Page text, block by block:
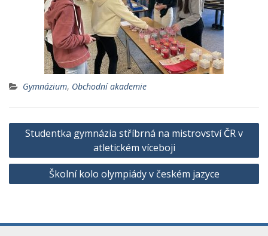
Gymnázium, Obchodní akademie
Studentka gymnázia stříbrná na mistrovství ČR v
atletickém víceboji
Školní kolo olympiády v českém jazyce